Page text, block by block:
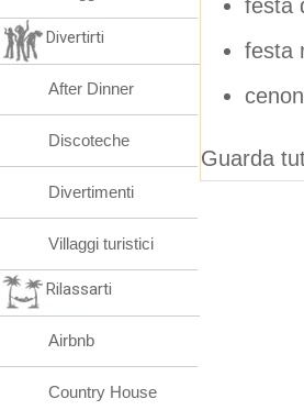
festa
Guarda
Divertirti
After Dinner
Discoteche
Divertimenti
Villaggi turistici
Rilassarti
Airbnb
Country House